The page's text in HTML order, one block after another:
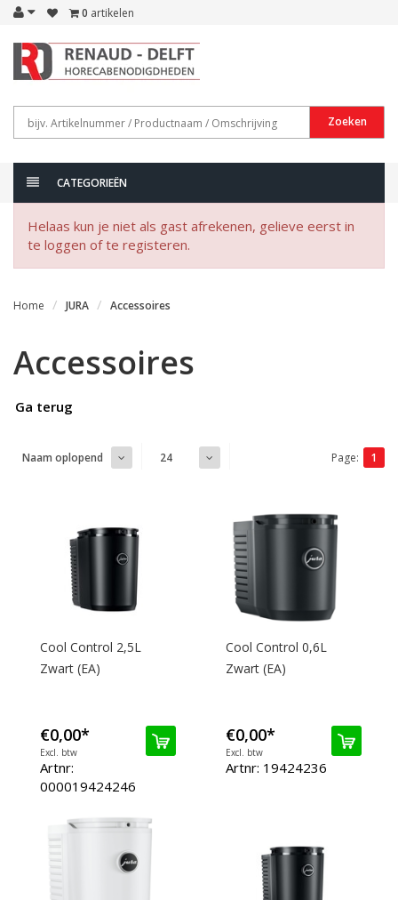
0 artikelen
Zoeken
CATEGORIEËN
Helaas kun je niet als gast afrekenen, gelieve eerst in
te loggen of te registeren.
Home JURA Accessoires
Accessoires
Ga terug
Naam oplopend 24 Page: 1
Cool Control 2,5L
Zwart (EA)
€0,00*
Excl. btw
Artnr:
000019424246
Cool Control 0,6L
Zwart (EA)
€0,00*
Excl. btw
Artnr: 19424236